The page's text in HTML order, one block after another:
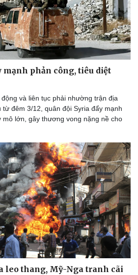
Công nghệ
Sành điệu
Tin Công nghệ
mạnh phản công, tiêu diệt
và liên tục phải nhường trận địa
đêm 3/12, quân đội Syria đẩy mạnh
mô lớn, gây thương vong nặng nề cho
leo thang, Mỹ-Nga tranh cãi